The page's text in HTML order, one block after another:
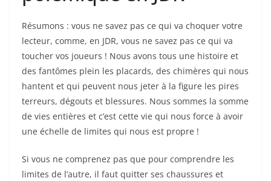
Résumons : vous ne savez pas ce qui va choquer votre
lecteur, comme, en JDR, vous ne savez pas ce qui va
toucher vos joueurs ! Nous avons tous une histoire et
des fantômes plein les placards, des chimères qui nous
hantent et qui peuvent nous jeter à la figure les pires
terreurs, dégouts et blessures. Nous sommes la somme
de vies entières et c’est cette vie qui nous force à avoir
une échelle de limites qui nous est propre !
Si vous ne comprenez pas que pour comprendre les
limites de l’autre, il faut quitter ses chaussures et